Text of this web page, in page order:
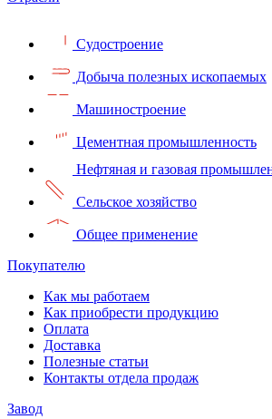
Судостроение
Добыча полезных ископаемых
Машиностроение
Цементная промышленность
Нефтяная и газовая
Сельское хозяйство
Общее применение
Покупателю
Как мы работаем
Как приобрести продукцию
Оплата
Доставка
Полезные статьи
Контакты отдела продаж
Завод